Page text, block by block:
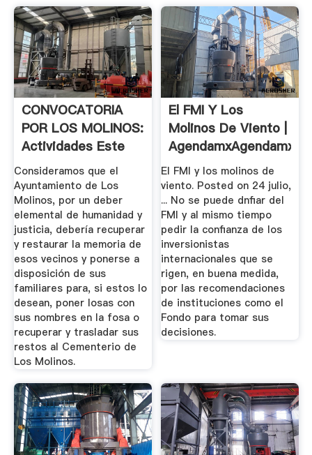
CONVOCATORIA
POR LOS MOLINOS:
Actividades Este
Fin De ...
Consideramos que el
Ayuntamiento de Los
Molinos, por un deber
elemental de humanidad y
justicia, debería recuperar
y restaurar la memoria de
esos vecinos y ponerse a
disposición de sus
familiares para, si estos lo
desean, poner losas con
sus nombres en la fosa o
recuperar y trasladar sus
restos al Cementerio de
Los Molinos.
El FMI Y Los
Molinos De Viento |
AgendamxAgendamx
El FMI y los molinos de
viento. Posted on 24 julio,
... No se puede dnfiar del
FMI y al mismo tiempo
pedir la confianza de los
inversionistas
internacionales que se
rigen, en buena medida,
por las recomendaciones
de instituciones como el
Fondo para tomar sus
decisiones.